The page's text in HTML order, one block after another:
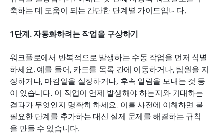
축하는 데 도움이 되는 간단한 단계별 가이드입니다.
1단계. 자동화하려는 작업을 구상하기
워크플로에서 반복적으로 발생하는 수동 작업을 먼저 식별
하세요. 예를 들어, 카드를 목록 간에 이동하거나, 팀원을 지
정하거나, 마감일을 설정하거나, 후속 알림을 보내는 것 등
이 있습니다. 이 작업이 언제 발생해야 하는지와 기대하는
결과가 무엇인지 명확히 하세요. 이를 사전에 이해하면 불
필요한 단계를 추가하는 대신 실제 문제를 해결하는 규칙
을 만들 수 있습니다.